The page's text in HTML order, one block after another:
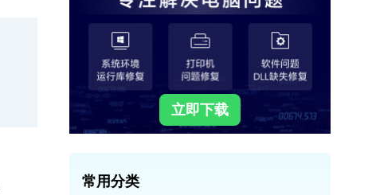
立即下载
常用分类